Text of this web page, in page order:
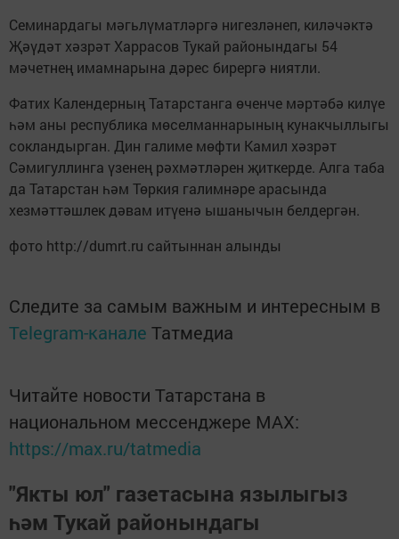
Семинардагы мәгьлүматләргә нигезләнеп, киләчәктә
Җәүдәт хәзрәт Харрасов Тукай районындагы 54
мәчетнең имамнарына дәрес бирергә ниятли.
Фатих Календерның Татарстанга өченче мәртәбә килүе
һәм аны республика мөселманнарының кунакчыллыгы
сокландырган. Дин галиме мөфти Камил хәзрәт
Сәмигуллинга үзенең рәхмәтләрен җиткерде. Алга таба
да Татарстан һәм Төркия галимнәре арасында
хезмәттәшлек дәвам итүенә ышанычын белдергән.
фото http://dumrt.ru сайтыннан алынды
Следите за самым важным и интересным в
Telegram-канале Татмедиа
Читайте новости Татарстана в
национальном мессенджере MАХ:
https://max.ru/tatmedia
"Якты юл" газетасына язылыгыз
һәм Тукай районындагы